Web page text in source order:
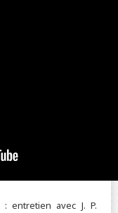
: entretien avec J. P.